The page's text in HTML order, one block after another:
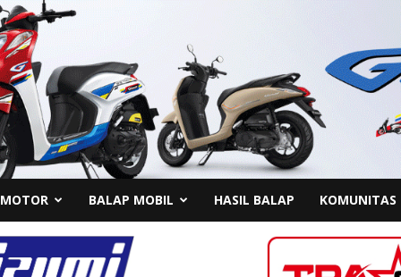
BALAP MOBIL HASIL BALAP KOMUNITAS